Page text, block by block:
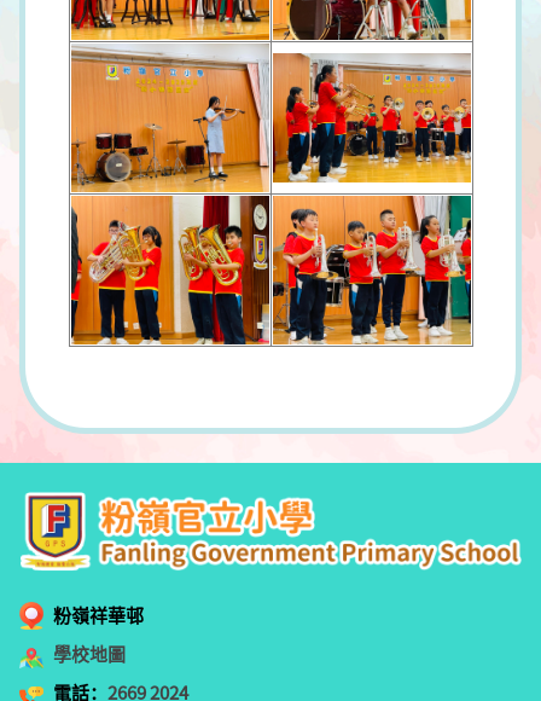
粉嶺祥華邨
學校地圖
電話：2669 2024